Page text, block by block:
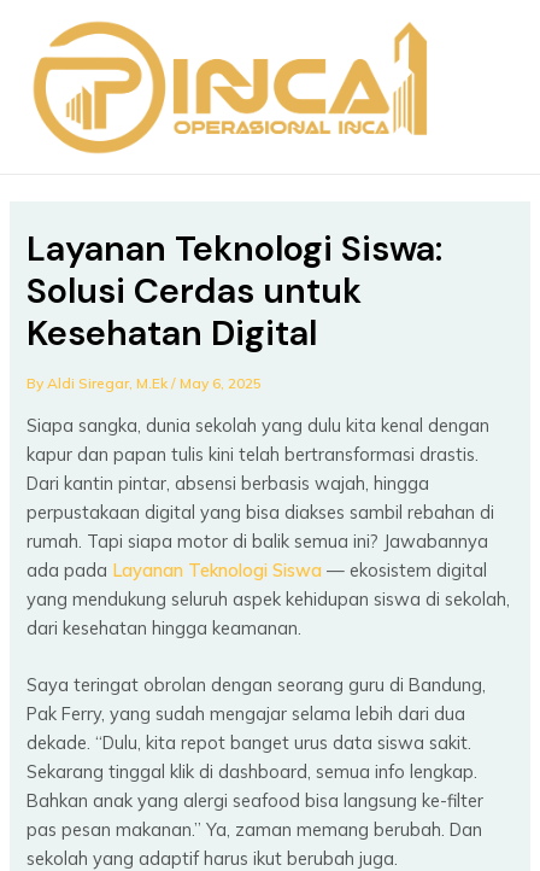
content
Layanan Teknologi Siswa:
Solusi Cerdas untuk
Kesehatan Digital
ByAldi Siregar, M.Ek/May 6, 2025
Siapa sangka, dunia sekolah yang dulu kita kenal dengan
kapur dan papan tulis kini telah bertransformasi drastis.
Dari kantin pintar, absensi berbasis wajah, hingga
perpustakaan digital yang bisa diakses sambil rebahan di
rumah. Tapi siapa motor di balik semua ini? Jawabannya
ada pada Layanan Teknologi Siswa — ekosistem digital
yang mendukung seluruh aspek kehidupan siswa di sekolah,
dari kesehatan hingga keamanan.
Saya teringat obrolan dengan seorang guru di Bandung,
Pak Ferry, yang sudah mengajar selama lebih dari dua
dekade. “Dulu, kita repot banget urus data siswa sakit.
Sekarang tinggal klik di dashboard, semua info lengkap.
Bahkan anak yang alergi seafood bisa langsung ke-filter
pas pesan makanan.” Ya, zaman memang berubah. Dan
sekolah yang adaptif harus ikut berubah juga.
navigation